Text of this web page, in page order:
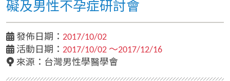
礙及男性不孕症研討會
發佈日期： 2017/10/02
活動日期： 2017/10/02 ～2017/12/16
來源：台灣男性學醫學會